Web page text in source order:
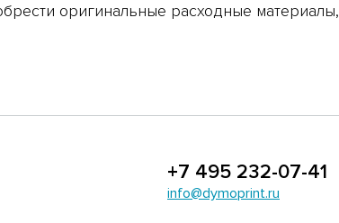
оригинальные расходные материалы,
+7 495 232-07-41
info@dymoprint.ru